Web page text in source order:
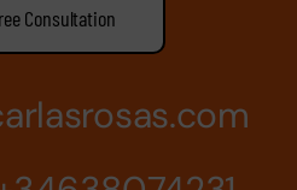
Consultation